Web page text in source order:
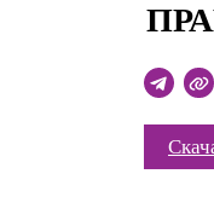
Карьера